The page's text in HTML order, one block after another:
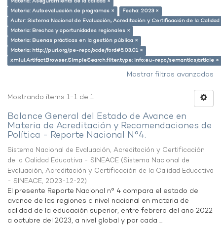
Materia: Autoevaluación de programas ×
Fecha: 2023 ×
Autor: Sistema Nacional de Evaluación, Acreditación y Certificación de la
Materia: Brechas y oportunidades regionales ×
Materia: Buenas prácticas en la gestión pública ×
Materia: http://purl.org/pe-repo/ocde/ford#5.03.01 ×
xmlui.ArtifactBrowser.SimpleSearch.filter.type: info:eu-repo/semantics/article ×
Mostrar filtros avanzados
Mostrando ítems 1-1 de 1
Balance General del Estado de Avance en
Materia de Acreditación y Recomendaciones de
Política - Reporte Nacional N°4.
Sistema Nacional de Evaluación, Acreditación y Certificación
de la Calidad Educativa - SINEACE (Sistema Nacional de
Evaluación, Acreditación y Certificación de la Calidad Educativa
- SINEACE, 2023-12-22)
El presente Reporte Nacional n° 4 compara el estado de
avance de las regiones a nivel nacional en materia de
calidad de la educación superior, entre febrero del año 2022
a octubre del 2023, a nivel global y por cada ...